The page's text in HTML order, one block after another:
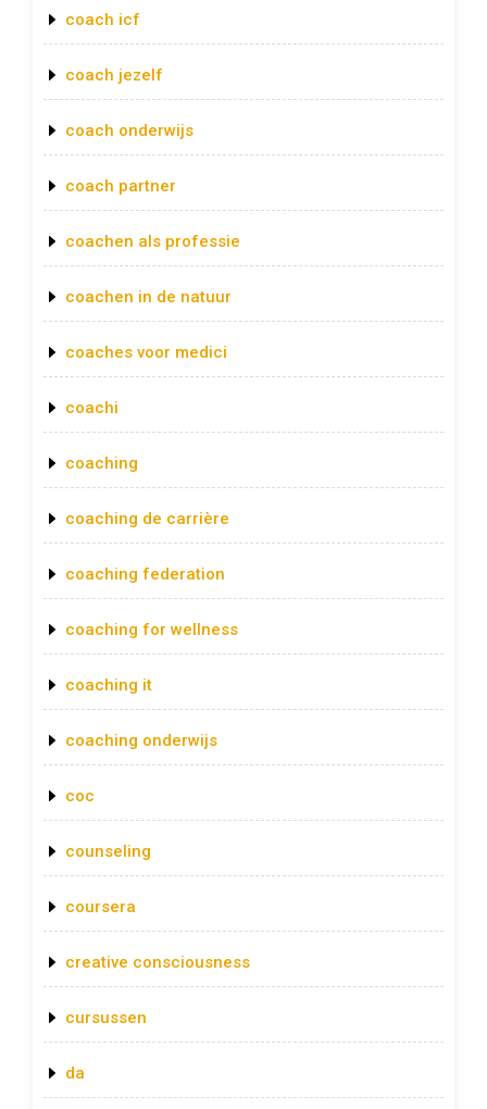
coach icf
coach jezelf
coach onderwijs
coach partner
coachen als professie
coachen in de natuur
coaches voor medici
coachi
coaching
coaching de carrière
coaching federation
coaching for wellness
coaching it
coaching onderwijs
coc
counseling
coursera
creative consciousness
cursussen
da